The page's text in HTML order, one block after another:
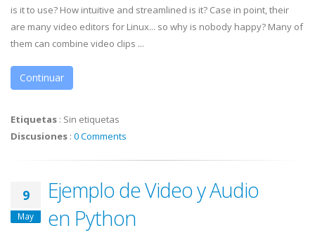
is it to use? How intuitive and streamlined is it? Case in point, their
are many video editors for Linux... so why is nobody happy? Many of
them can combine video clips ...
Continuar
Etiquetas : Sin etiquetas
Discusiones : 0 Comments
9
May
Ejemplo de Video y Audio
en Python